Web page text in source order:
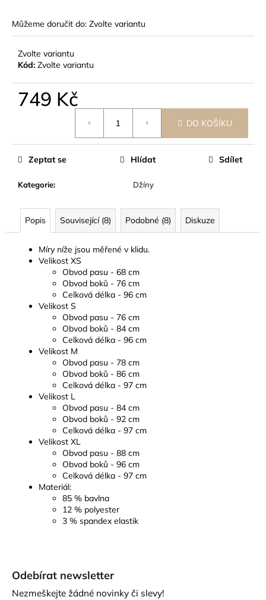
Můžeme doručit do: Zvolte variantu
Zvolte variantu
Kód: Zvolte variantu
749 Kč
DO KOŠÍKU
Kategorie: Džíny
Zeptat se Hlídat Sdílet
Popis Související (8) Podobné (8) Diskuze
Míry níže jsou měřené v klidu.
Velikost XS
Obvod pasu - 68 cm
Obvod boků - 76 cm
Celková délka - 96 cm
Velikost S
Obvod pasu - 76 cm
Obvod boků - 84 cm
Celková délka - 96 cm
Velikost M
Obvod pasu - 78 cm
Obvod boků - 86 cm
Celková délka - 97 cm
Velikost L
Obvod pasu - 84 cm
Obvod boků - 92 cm
Celková délka - 97 cm
Velikost XL
Obvod pasu - 88 cm
Obvod boků - 96 cm
Celková délka - 97 cm
Materiál:
85 % bavlna
12 % polyester
3 % spandex elastik
e
Odebírat newsletter
Nezmeškejte žádné novinky či slevy!